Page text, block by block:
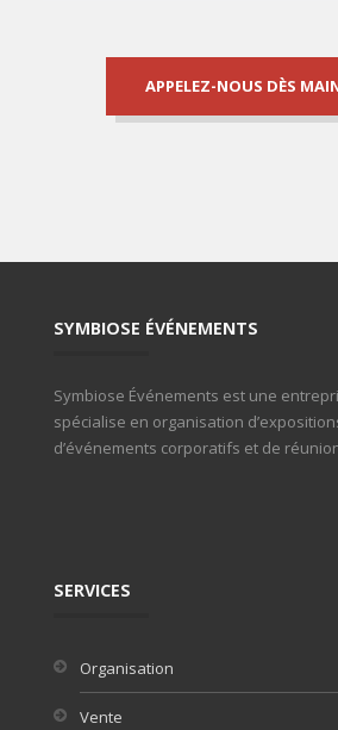
APPELEZ-NOUS DÈS
SYMBIOSE ÉVÉNEMENTS
Symbiose Événements est une
spécialise en organisation
d’événements corporatifs et de
SERVICES
Organisation
Vente